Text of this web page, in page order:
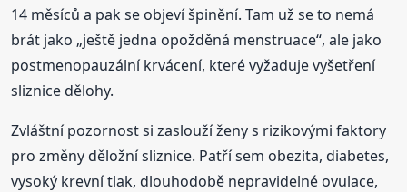
14 měsíců a pak se objeví špinění. Tam už se to nemá
brát jako „ještě jedna opožděná menstruace“, ale jako
postmenopauzální krvácení, které vyžaduje vyšetření
sliznice dělohy.
Zvláštní pozornost si zaslouží ženy s rizikovými faktory
pro změny děložní sliznice. Patří sem obezita, diabetes,
vysoký krevní tlak, dlouhodobě nepravidelné ovulace,